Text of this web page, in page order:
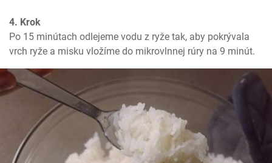
4. Krok
Po 15 minútach odlejeme vodu z ryže tak, aby pokrývala
vrch ryže a misku vložíme do mikrovlnnej rúry na 9 minút.